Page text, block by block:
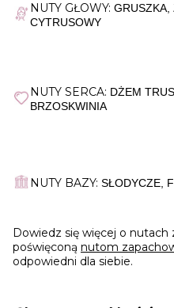
NUTY GŁOWY: GRUSZKA,
CYTRUSOWY
NUTY SERCA: DŻEM
BRZOSKWINIA
NUTY BAZY: SŁODYCZE,
Dowiedz się więcej o
poświęconą nutom
odpowiedni dla siebie.